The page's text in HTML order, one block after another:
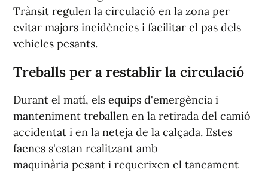
Trànsit regulen la circulació en la zona per
evitar majors incidències i facilitar el pas dels
vehicles pesants.
Treballs per a restablir la circulació
Durant el matí, els equips d'emergència i
manteniment treballen en la retirada del camió
accidentat i en la neteja de la calçada. Estes
faenes s'estan realitzant amb
maquinària pesant i requerixen el tancament